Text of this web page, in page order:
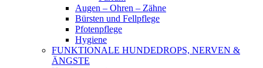
Augen – Ohren – Zähne
Bürsten und Fellpflege
Pfotenpflege
Hygiene
FUNKTIONALE HUNDEDROPS, NERVEN &
ÄNGSTE